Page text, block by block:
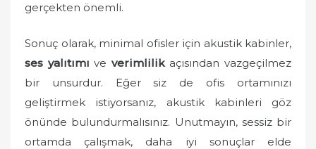
gerçekten önemli.
Sonuç olarak, minimal ofisler için akustik kabinler,
ses yalıtımı ve verimlilikaçısından vazgeçilmez
bir unsurdur. Eğer siz de ofis ortamınızı
geliştirmek istiyorsanız, akustik kabinleri göz
önünde bulundurmalısınız. Unutmayın, sessiz bir
ortamda çalışmak, daha iyi sonuçlar elde